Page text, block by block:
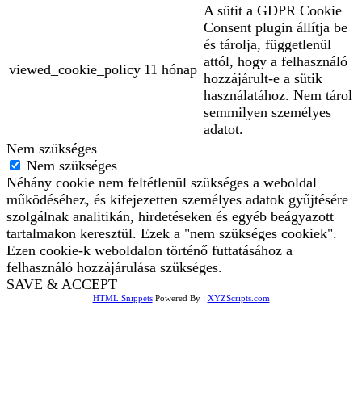
viewed_cookie_policy 11 hónap
A sütit a GDPR Cookie
Consent plugin állítja be
és tárolja, függetlenül
attól, hogy a felhasználó
hozzájárult-e a sütik
használatához. Nem tárol
semmilyen személyes
adatot.
Nem szükséges
Nem szükséges
Néhány cookie nem feltétlenül szükséges a weboldal
működéséhez, és kifejezetten személyes adatok gyűjtésére
szolgálnak analitikán, hirdetéseken és egyéb beágyazott
tartalmakon keresztül. Ezek a "nem szükséges cookiek".
Ezen cookie-k weboldalon történő futtatásához a
felhasználó hozzájárulása szükséges.
SAVE & ACCEPT
HTML SnippetsPowered By : XYZScripts.com